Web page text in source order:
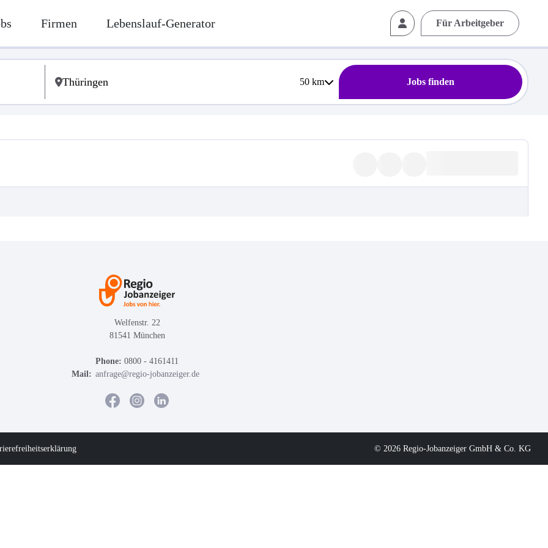
Firmen Lebenslauf-Generator Für Arbeitgeber
50km Jobs finden
Welfenstr. 22
81541 München
Phone: 0800 - 4161411
Mail: anfrage@regio-jobanzeiger.de
© 2026 Regio-Jobanzeiger GmbH & Co. KG